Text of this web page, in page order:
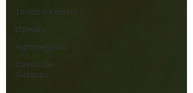
Todos os posts
Opinião
Agronegócio
Casos de
Sucesso